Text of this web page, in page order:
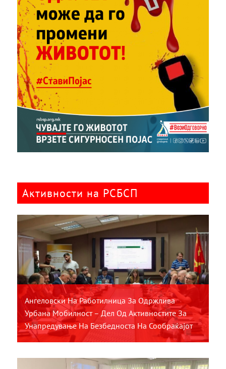
Активности на РСБСП
Ангеловски На Работилница За Одржлива
Урбана Мобилност – Дел Од Активностите За
Унапредување На Безбедноста На Сообраќајот